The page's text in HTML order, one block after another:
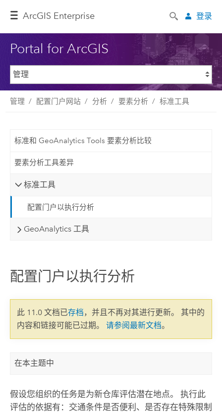
ArcGIS Enterprise 登录
Portal for ArcGIS
管理 配置门户网站 分析 要素分析 标准工具
标准和 GeoAnalytics Tools 要素分析比较
要素分析工具差异
标准工具
配置门户以执行分析
GeoAnalytics 工具
配置门户以执行分析
此 11.0 文档已存档，并且不再对其进行更新。 其中的
内容和链接可能已过期。 请参阅最新文档。
在本主题中
假设您组织的任务是为新仓库评估潜在地点。 执行此
评估的依据有：交通条件是否便利、是否存在特殊限制